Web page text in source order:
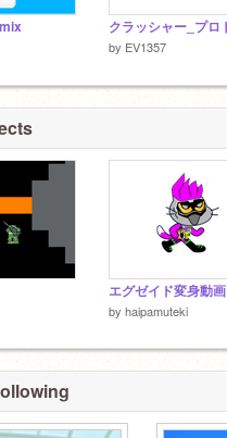
by EV1357
エグゼイド変身動画
by haipamuteki